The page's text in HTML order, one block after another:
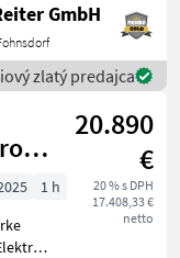
bei
GmbH
zlatý predajca
20.890
€
20 % s DPH
17.408,33 €
netto
1 h